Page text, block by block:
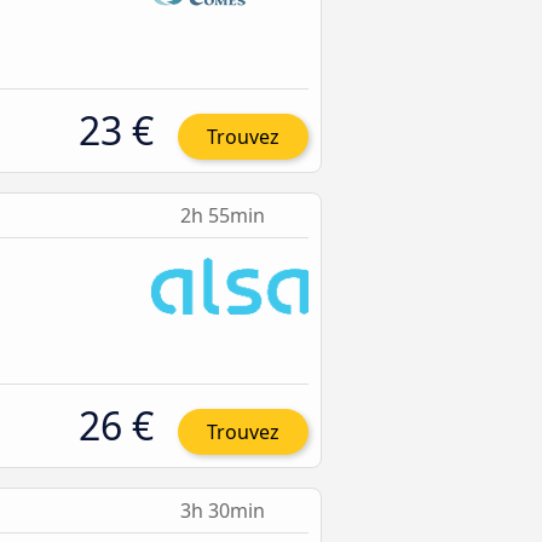
23 € Trouvez
2h 55min
26 € Trouvez
3h 30min